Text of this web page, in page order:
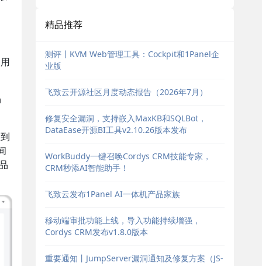
精品推荐
测评丨KVM Web管理工具：Cockpit和1Panel企
业版
飞致云开源社区月度动态报告（2026年7月）
修复安全漏洞，支持嵌入MaxKB和SQLBot，
DataEase开源BI工具v2.10.26版本发布
WorkBuddy一键召唤Cordys CRM技能专家，
CRM秒添AI智能助手！
飞致云发布1Panel AI一体机产品家族
移动端审批功能上线，导入功能持续增强，
Cordys CRM发布v1.8.0版本
重要通知丨JumpServer漏洞通知及修复方案（JS-